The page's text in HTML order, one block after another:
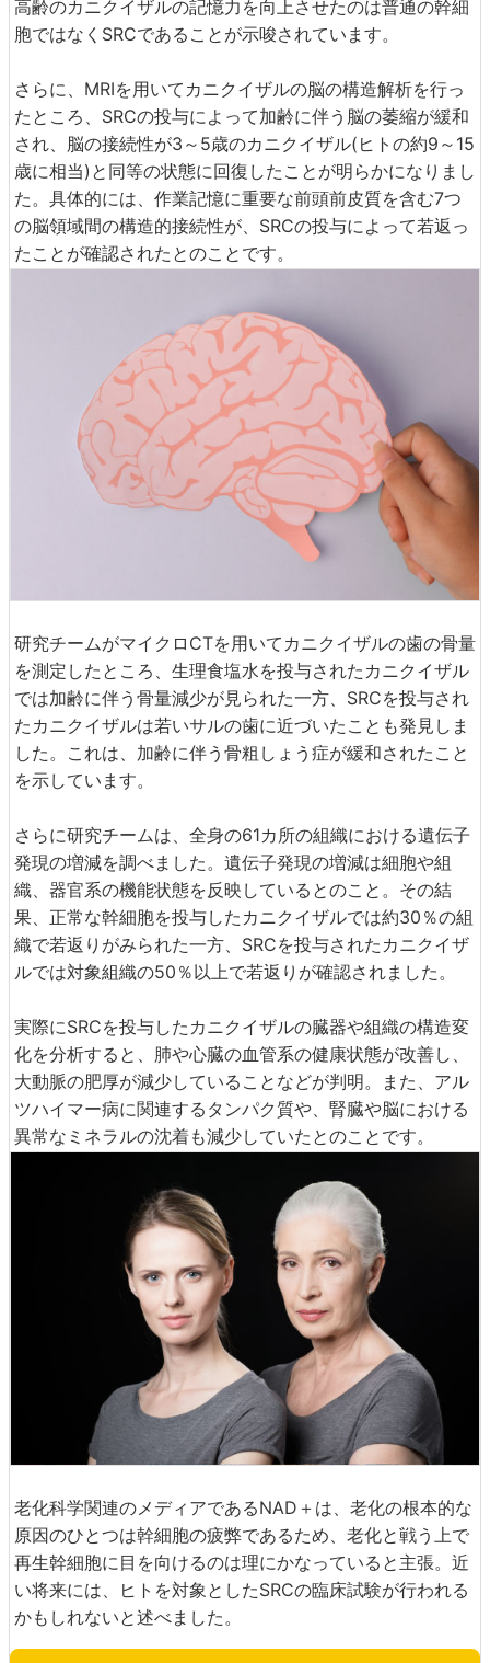
高齢のカニクイザルの記憶力を向上させたのは普通の幹細
胞ではなくSRCであることが示唆されています。
さらに、MRIを用いてカニクイザルの脳の構造解析を行っ
たところ、SRCの投与によって加齢に伴う脳の萎縮が緩和
され、脳の接続性が3～5歳のカニクイザル(ヒトの約9～15
歳に相当)と同等の状態に回復したことが明らかになりまし
た。具体的には、作業記憶に重要な前頭前皮質を含む7つ
の脳領域間の構造的接続性が、SRCの投与によって若返っ
たことが確認されたとのことです。
研究チームがマイクロCTを用いてカニクイザルの歯の骨量
を測定したところ、生理食塩水を投与されたカニクイザル
では加齢に伴う骨量減少が見られた一方、SRCを投与され
たカニクイザルは若いサルの歯に近づいたことも発見しま
した。これは、加齢に伴う骨粗しょう症が緩和されたこと
を示しています。
さらに研究チームは、全身の61カ所の組織における遺伝子
発現の増減を調べました。遺伝子発現の増減は細胞や組
織、器官系の機能状態を反映しているとのこと。その結
果、正常な幹細胞を投与したカニクイザルでは約30％の組
織で若返りがみられた一方、SRCを投与されたカニクイザ
ルでは対象組織の50％以上で若返りが確認されました。
実際にSRCを投与したカニクイザルの臓器や組織の構造変
化を分析すると、肺や心臓の血管系の健康状態が改善し、
大動脈の肥厚が減少していることなどが判明。また、アル
ツハイマー病に関連するタンパク質や、腎臓や脳における
異常なミネラルの沈着も減少していたとのことです。
老化科学関連のメディアであるNAD＋は、老化の根本的な
原因のひとつは幹細胞の疲弊であるため、老化と戦う上で
再生幹細胞に目を向けるのは理にかなっていると主張。近
い将来には、ヒトを対象としたSRCの臨床試験が行われる
かもしれないと述べました。